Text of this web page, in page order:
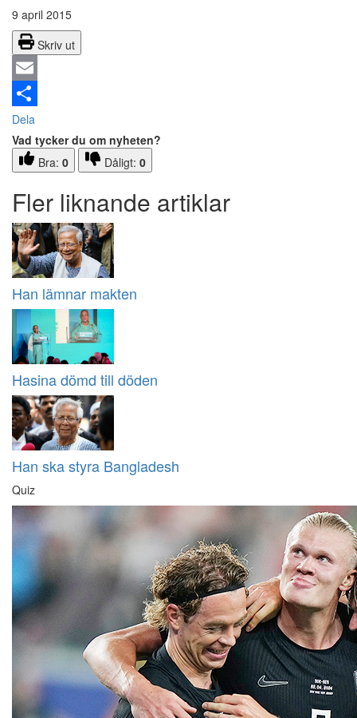
9 april 2015
Skriv ut
Email
Dela
Vad tycker du om nyheten?
Bra: 0 Dåligt: 0
Fler liknande artiklar
Han lämnar makten
Hasina dömd till döden
Han ska styra Bangladesh
Quiz